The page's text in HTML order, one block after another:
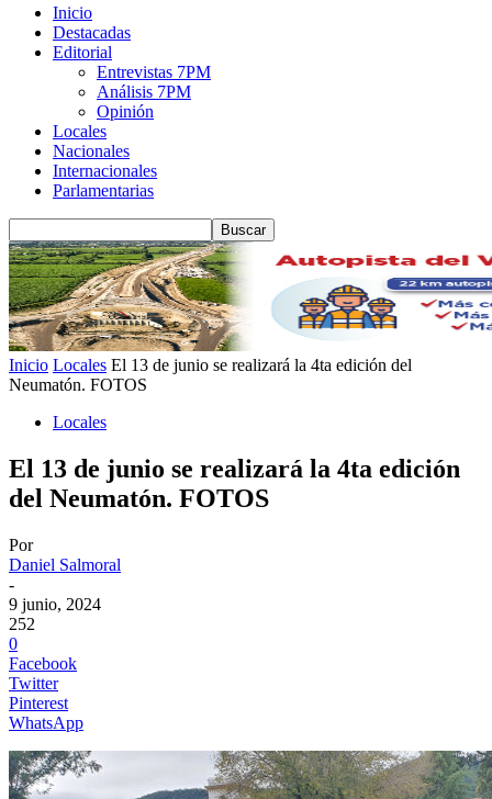
Inicio
Destacadas
Editorial
Entrevistas 7PM
Análisis 7PM
Opinión
Locales
Nacionales
Internacionales
Parlamentarias
Inicio Locales El 13 de junio se realizará la 4ta edición del
Neumatón. FOTOS
Locales
El 13 de junio se realizará la 4ta edición
del Neumatón. FOTOS
Por
Daniel Salmoral
-
9 junio, 2024
252
0
Facebook
Twitter
Pinterest
WhatsApp